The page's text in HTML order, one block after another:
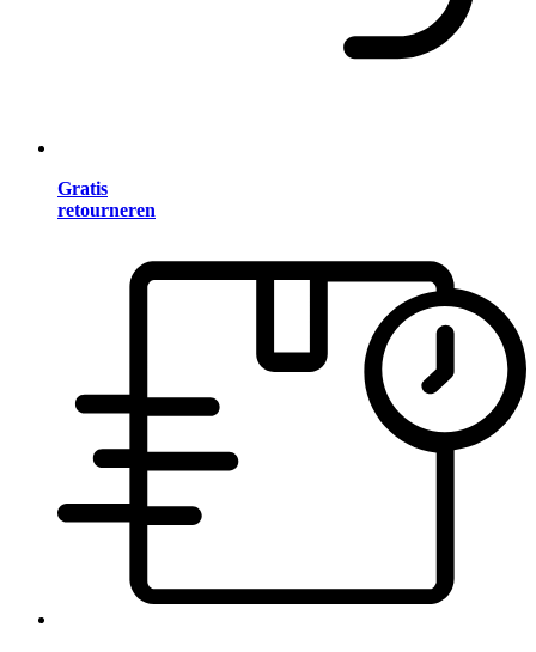
Gratis
retourneren